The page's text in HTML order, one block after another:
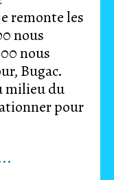
remonte les
nous
nous
Bugac.
milieu du
pour